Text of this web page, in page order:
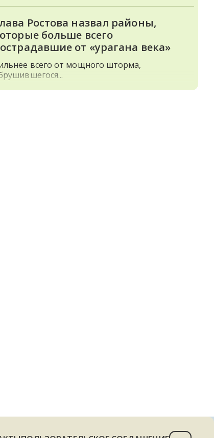
Ростова назвал районы,
больше всего
от «урагана века»
всего от мощного шторма,